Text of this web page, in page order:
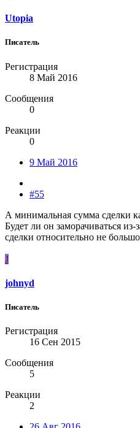
Utopia
Писатель
Регистрация
8 Май 2016
Сообщения
0
Реакции
0
9 Май 2016
#55
А минимальная сумма сделки
Будет ли он заморачиваться
сделки относительно не
J
johnyd
Писатель
Регистрация
16 Сен 2015
Сообщения
5
Реакции
2